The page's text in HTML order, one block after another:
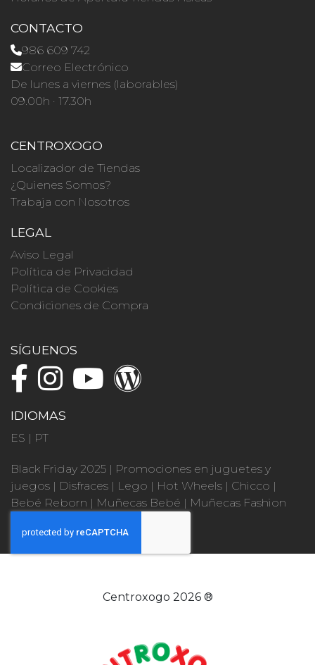
CONTACTO
986 609 742
Correo Electrónico
De lunes a viernes (laborables)
09.00h · 17.30h
CENTROXOGO
Localizador de Tiendas
¿Quienes Somos?
Trabaja con Nosotros
LEGAL
Aviso Legal
Política de Privacidad
Política de Cookies
Condiciones de Compra
SÍGUENOS
IDIOMAS
ES | PT
Black Friday 2025 | Promociones en juguetes y
juegos | Disfraces | Lego | Hot Wheels | Chicco |
Bebé Reborn | Muñecas Bebé | Muñecas Fashion
Centroxogo 2026 ®